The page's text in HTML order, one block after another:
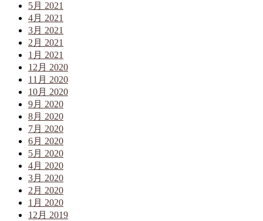
5月 2021
4月 2021
3月 2021
2月 2021
1月 2021
12月 2020
11月 2020
10月 2020
9月 2020
8月 2020
7月 2020
6月 2020
5月 2020
4月 2020
3月 2020
2月 2020
1月 2020
12月 2019